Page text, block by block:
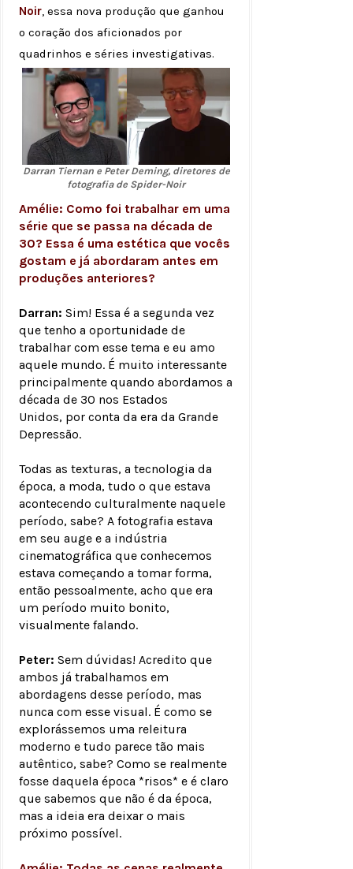
Noir, essa nova produção que ganhou
o coração dos aficionados por
quadrinhos e séries investigativas.
Darran Tiernan e Peter Deming, diretores de
fotografia de Spider-Noir
Amélie: Como foi trabalhar em uma
série que se passa na década de
30? Essa é uma estética que vocês
gostam e já abordaram antes em
produções anteriores?
Darran: Sim! Essa é a segunda vez
que tenho a oportunidade de
trabalhar com esse tema e eu amo
aquele mundo. É muito interessante
principalmente quando abordamos a
década de 30 nos Estados
Unidos, por conta da era da Grande
Depressão.
Todas as texturas, a tecnologia da
época, a moda, tudo o que estava
acontecendo culturalmente naquele
período, sabe? A fotografia estava
em seu auge e a indústria
cinematográfica que conhecemos
estava começando a tomar forma,
então pessoalmente, acho que era
um período muito bonito,
visualmente falando.
Peter: Sem dúvidas! Acredito que
ambos já trabalhamos em
abordagens desse período, mas
nunca com esse visual. É como se
explorássemos uma releitura
moderno e tudo parece tão mais
autêntico, sabe? Como se realmente
fosse daquela época *risos* e é claro
que sabemos que não é da época,
mas a ideia era deixar o mais
próximo possível.